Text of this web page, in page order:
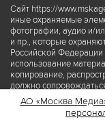
Сайт https://
иные охраняемые
фотографии, аудио и/
и пр., которые
Российской
использование
копирование,
должно
правообладателя ©
www.mskagency.ru
материалов сайта
АО «Москва